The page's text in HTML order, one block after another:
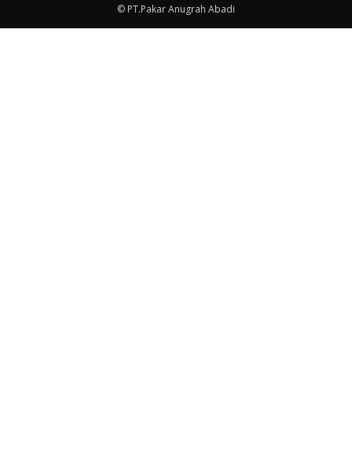
© PT.Pakar Anugrah Abadi